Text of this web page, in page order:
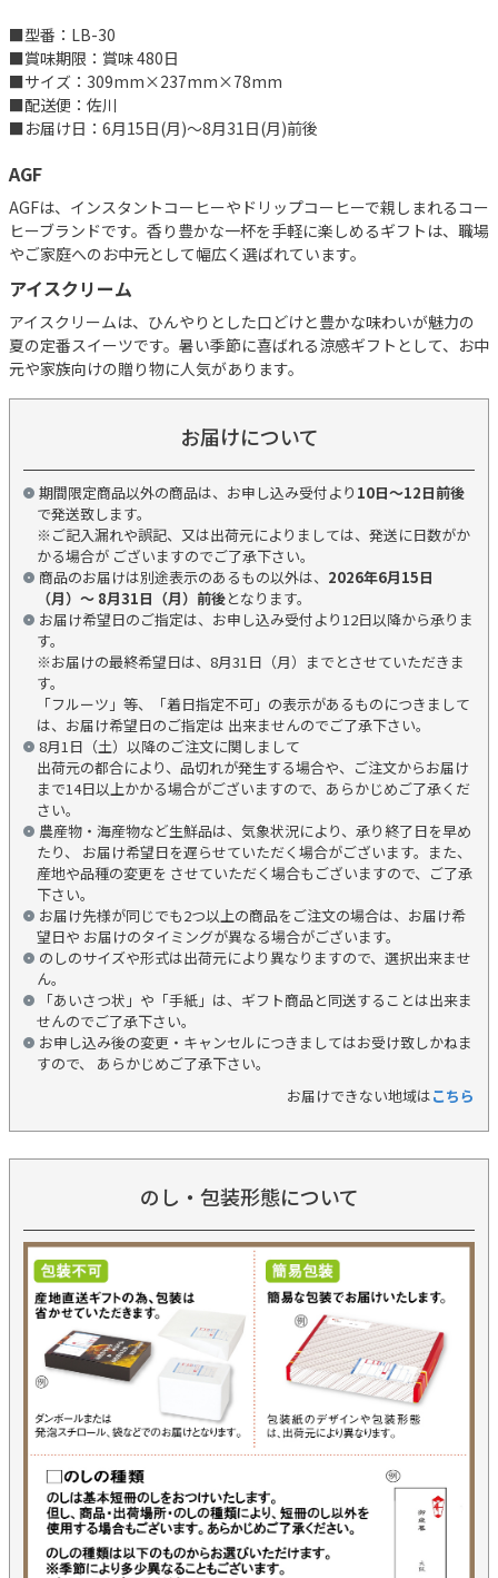
■型番：LB-30
■賞味期限：賞味 480日
■サイズ：309mm×237mm×78mm
■配送便：佐川
■お届け日：6月15日(月)～8月31日(月)前後
AGF
AGFは、インスタントコーヒーやドリップコーヒーで親しまれるコー
ヒーブランドです。香り豊かな一杯を手軽に楽しめるギフトは、職場
やご家庭へのお中元として幅広く選ばれています。
アイスクリーム
アイスクリームは、ひんやりとした口どけと豊かな味わいが魅力の
夏の定番スイーツです。暑い季節に喜ばれる涼感ギフトとして、お中
元や家族向けの贈り物に人気があります。
お届けについて
期間限定商品以外の商品は、お申し込み受付より 10日～12日前後
で発送致します。
※ご記入漏れや誤記、又は出荷元によりましては、発送に日数がか
かる場合が ございますのでご了承下さい。
商品のお届けは別途表示のあるもの以外は、 2026年6月15日
（月）～ 8月31日（月）前後となります。
お届け希望日のご指定は、お申し込み受付より12日以降から承りま
す。
※お届けの最終希望日は、8月31日（月）までとさせていただきま
す。
「フルーツ」等、「着日指定不可」の表示があるものにつきまして
は、お届け希望日のご指定は 出来ませんのでご了承下さい。
8月1日（土）以降のご注文に関しまして
出荷元の都合により、品切れが発生する場合や、ご注文からお届け
まで14日以上かかる場合がございますので、あらかじめご了承くだ
さい。
農産物・海産物など生鮮品は、気象状況により、承り終了日を早め
たり、 お届け希望日を遅らせていただく場合がございます。また、
産地や品種の変更を させていただく場合もございますので、ご了承
下さい。
お届け先様が同じでも2つ以上の商品をご注文の場合は、お届け希
望日や お届けのタイミングが異なる場合がございます。
のしのサイズや形式は出荷元により異なりますので、選択出来ませ
ん。
「あいさつ状」や「手紙」は、ギフト商品と同送することは出来ま
せんのでご了承下さい。
お申し込み後の変更・キャンセルにつきましてはお受け致しかねま
すので、 あらかじめご了承下さい。
お届けできない地域はこちら
のし・包装形態について